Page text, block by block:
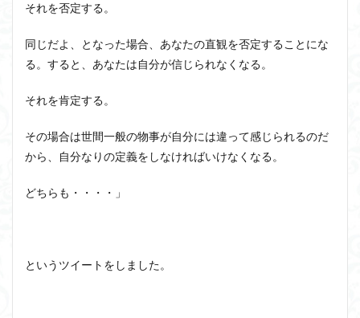
それを否定する。
同じだよ、となった場合、あなたの直観を否定することにな
る。すると、あなたは自分が信じられなくなる。
それを肯定する。
その場合は世間一般の物事が自分には違って感じられるのだ
から、自分なりの定義をしなければいけなくなる。
どちらも・・・・」
というツイートをしました。